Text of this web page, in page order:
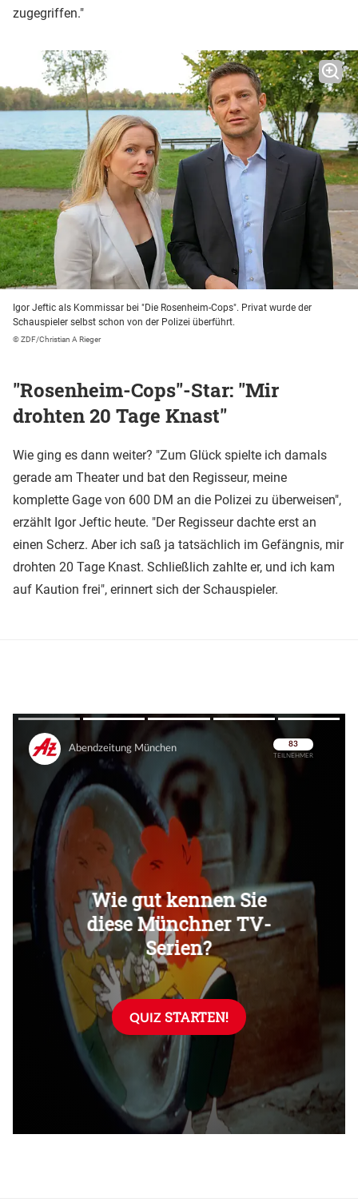
zugegriffen."
Igor Jeftic als Kommissar bei "Die Rosenheim-Cops". Privat wurde der
Schauspieler selbst schon von der Polizei überführt.
© ZDF/Christian A Rieger
"Rosenheim-Cops"-Star: "Mir
drohten 20 Tage Knast"
Wie ging es dann weiter? "Zum Glück spielte ich damals
gerade am Theater und bat den Regisseur, meine
komplette Gage von 600 DM an die Polizei zu überweisen",
erzählt Igor Jeftic heute. "Der Regisseur dachte erst an
einen Scherz. Aber ich saß ja tatsächlich im Gefängnis, mir
drohten 20 Tage Knast. Schließlich zahlte er, und ich kam
auf Kaution frei", erinnert sich der Schauspieler.
Überspringen
Überspringen